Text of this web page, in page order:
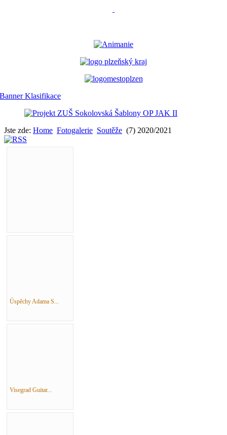
Jste zde: Home Fotogalerie Soutěže (7) 2020/2021
Úspěchy Adama S...
Visegrad Guitar...